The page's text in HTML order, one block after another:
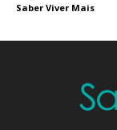
Saber Viver Mais